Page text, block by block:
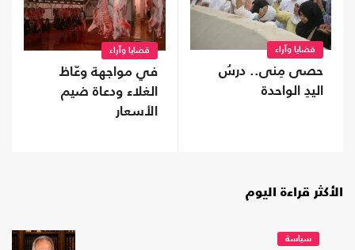
قضايا وآراء
حصى مِنى.. درسُ
اليدِ الواحدة
قضايا وآراء
في مواجهة وعّاظ
الغلاء ودعاة ضيم
الأسعار
الأكثر قراءة اليوم
سياسة